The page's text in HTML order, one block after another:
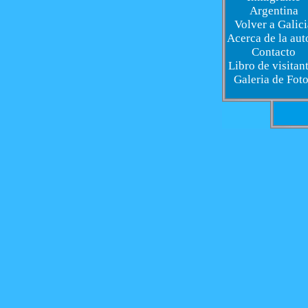
Argentina
Volver a
Acerca de la
Contacto
Libro de
Galeria de